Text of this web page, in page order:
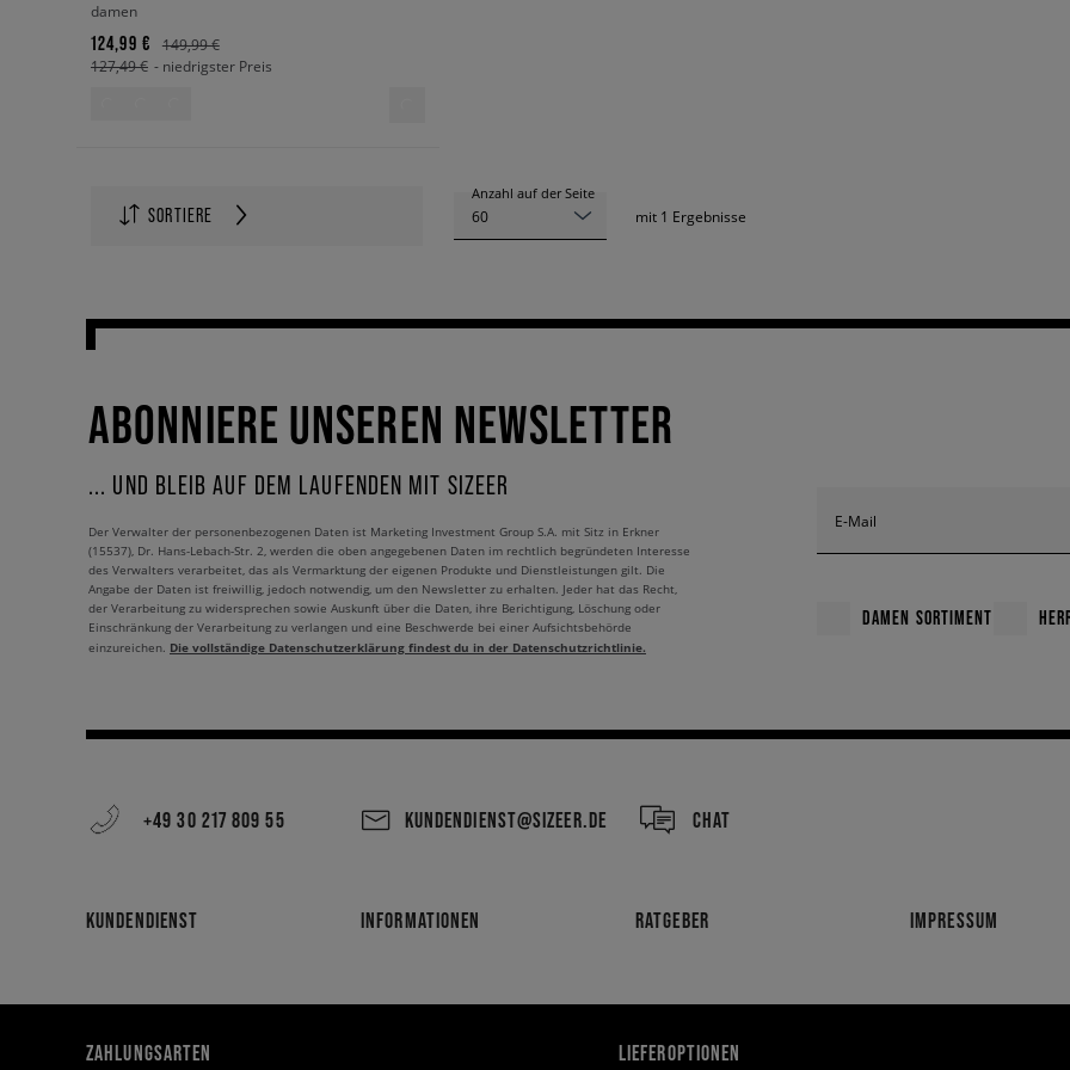
damen
124,99 €
149,99 €
127,49 € - niedrigster Preis
SORTIERE
Anzahl auf der Seite
60 mit 1 Ergebnisse
ABONNIERE UNSEREN NEWSLETTER
... UND BLEIB AUF DEM LAUFENDEN MIT SIZEER
E-Mail
DAMEN SORTIMENT
Der Verwalter der personenbezogenen Daten ist Marketing Investment Group S.A. mit Sitz in Erkner
(15537), Dr. Hans-Lebach-Str. 2, werden die oben angegebenen Daten im rechtlich begründeten Interesse
des Verwalters verarbeitet, das als Vermarktung der eigenen Produkte und Dienstleistungen gilt. Die
Angabe der Daten ist freiwillig, jedoch notwendig, um den Newsletter zu erhalten. Jeder hat das Recht,
der Verarbeitung zu widersprechen sowie Auskunft über die Daten, ihre Berichtigung, Löschung oder
Einschränkung der Verarbeitung zu verlangen und eine Beschwerde bei einer Aufsichtsbehörde
einzureichen. Die vollständige Datenschutzerklärung findest du in der Datenschutzrichtlinie.
+49 30 217 809 55 KUNDENDIENST@SIZEER.DE CHAT
KUNDENDIENST INFORMATIONEN RATGEBER IMPRESSUM
ZAHLUNGSARTEN LIEFEROPTIONEN